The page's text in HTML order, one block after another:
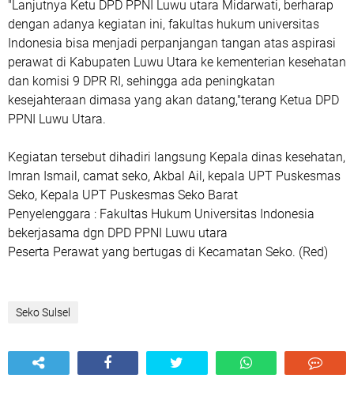
"Lanjutnya Ketu DPD PPNI Luwu utara Midarwati, berharap
dengan adanya kegiatan ini, fakultas hukum universitas
Indonesia bisa menjadi perpanjangan tangan atas aspirasi
perawat di Kabupaten Luwu Utara ke kementerian kesehatan
dan komisi 9 DPR RI, sehingga ada peningkatan
kesejahteraan dimasa yang akan datang,"terang Ketua DPD
PPNI Luwu Utara.
Kegiatan tersebut dihadiri langsung Kepala dinas kesehatan,
Imran Ismail, camat seko, Akbal Ail, kepala UPT Puskesmas
Seko, Kepala UPT Puskesmas Seko Barat
Penyelenggara : Fakultas Hukum Universitas Indonesia
bekerjasama dgn DPD PPNI Luwu utara
Peserta Perawat yang bertugas di Kecamatan Seko. (Red)
Seko Sulsel